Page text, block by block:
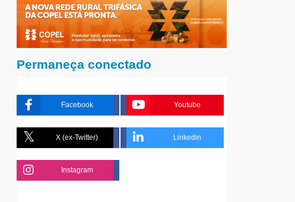
Permaneça conectado
Facebook Youtube
X (ex-Twitter) Linkedin
Instagram